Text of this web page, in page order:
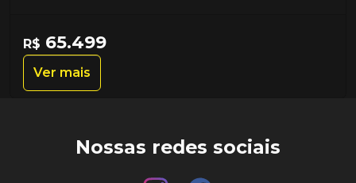
R$ 65.499
Ver mais
Nossas redes sociais